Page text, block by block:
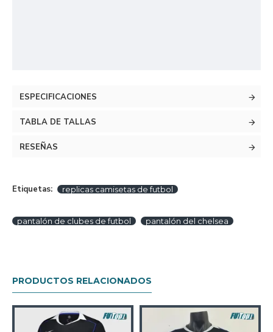
ESPECIFICACIONES
TABLA DE TALLAS
RESEÑAS
Etiquetas: replicas camisetas de futbol
pantalón de clubes de futbol pantalón del chelsea
PRODUCTOS RELACIONADOS